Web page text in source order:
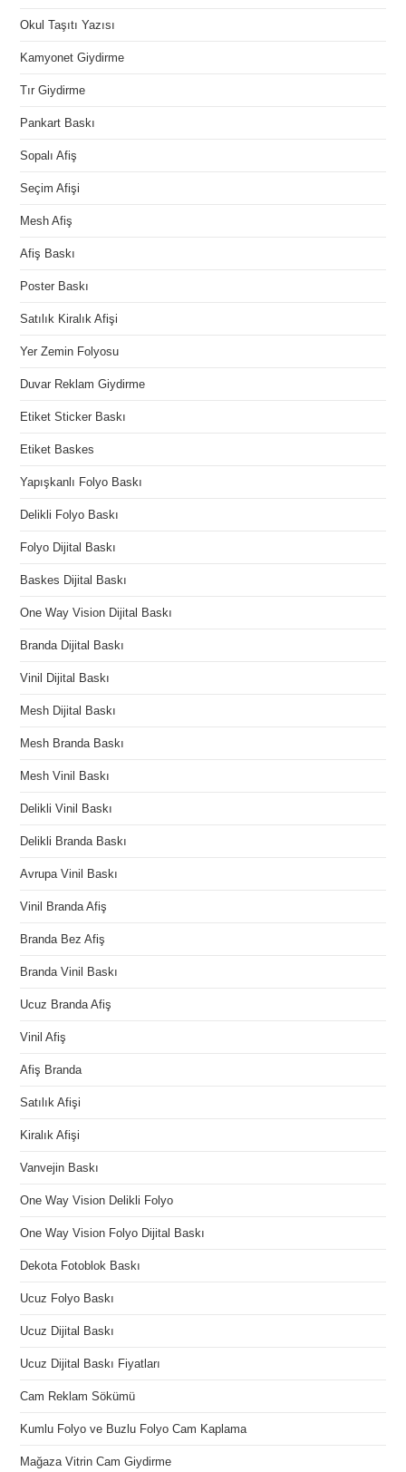
Okul Taşıtı Yazısı
Kamyonet Giydirme
Tır Giydirme
Pankart Baskı
Sopalı Afiş
Seçim Afişi
Mesh Afiş
Afiş Baskı
Poster Baskı
Satılık Kiralık Afişi
Yer Zemin Folyosu
Duvar Reklam Giydirme
Etiket Sticker Baskı
Etiket Baskes
Yapışkanlı Folyo Baskı
Delikli Folyo Baskı
Folyo Dijital Baskı
Baskes Dijital Baskı
One Way Vision Dijital Baskı
Branda Dijital Baskı
Vinil Dijital Baskı
Mesh Dijital Baskı
Mesh Branda Baskı
Mesh Vinil Baskı
Delikli Vinil Baskı
Delikli Branda Baskı
Avrupa Vinil Baskı
Vinil Branda Afiş
Branda Bez Afiş
Branda Vinil Baskı
Ucuz Branda Afiş
Vinil Afiş
Afiş Branda
Satılık Afişi
Kiralık Afişi
Vanvejin Baskı
One Way Vision Delikli Folyo
One Way Vision Folyo Dijital Baskı
Dekota Fotoblok Baskı
Ucuz Folyo Baskı
Ucuz Dijital Baskı
Ucuz Dijital Baskı Fiyatları
Cam Reklam Sökümü
Kumlu Folyo ve Buzlu Folyo Cam Kaplama
Mağaza Vitrin Cam Giydirme